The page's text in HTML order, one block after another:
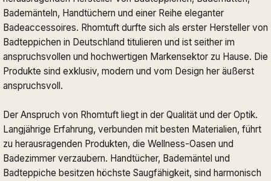
Bademänteln, Handtüchern und einer Reihe eleganter
Badeaccessoires. Rhomtuft durfte sich als erster Hersteller von
Badteppichen in Deutschland titulieren und ist seither im
anspruchsvollen und hochwertigen Markensektor zu Hause. Die
Produkte sind exklusiv, modern und vom Design her äußerst
anspruchsvoll.
Der Anspruch von Rhomtuft liegt in der Qualität und der Optik.
Langjährige Erfahrung, verbunden mit besten Materialien, führt
zu herausragenden Produkten, die Wellness-Oasen und
Badezimmer verzaubern. Handtücher, Bademäntel und
Badteppiche besitzen höchste Saugfähigkeit, sind harmonisch